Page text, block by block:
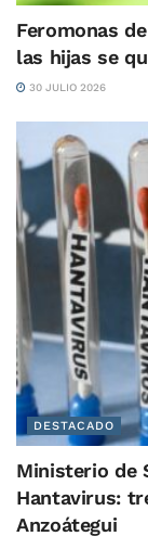
Feromonas
las hijas se
30 JULIO 2026
DESTACADO
Ministerio de
Hantavirus:
Anzoátegui